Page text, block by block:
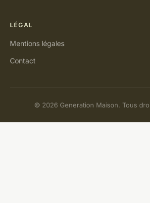
LÉGAL
Mentions légales
Contact
© 2026 Generation Maison. Tous